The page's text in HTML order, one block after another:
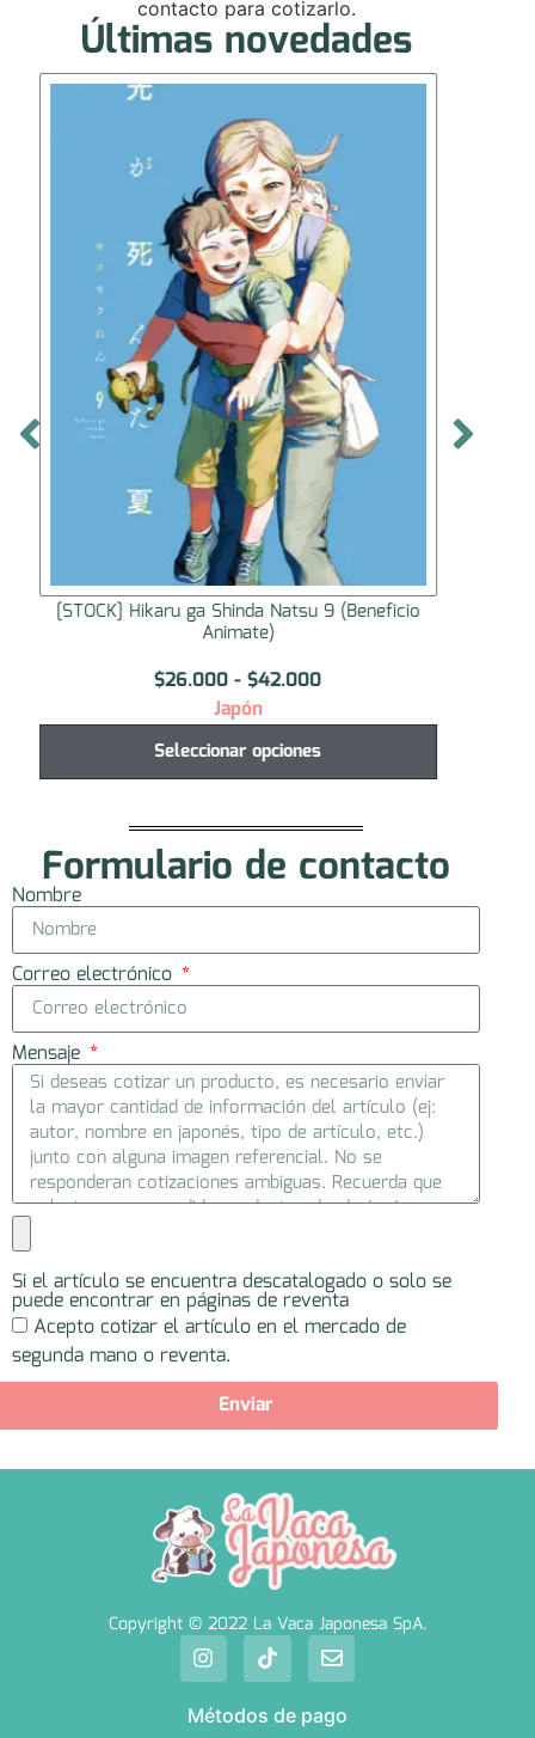
contacto para cotizarlo.
Últimas novedades
[STOCK] Peluche Nui Pal Tamon-kun Ima
Docchi!?
$30.000
Japón
Seleccionar opciones
Formulario de contacto
Nombre
Correo electrónico
Mensaje
Si el artículo se encuentra descatalogado o solo se
puede encontrar en páginas de reventa
Acepto cotizar el artículo en el mercado de
segunda mano o reventa.
Enviar
Copyright © 2022 La Vaca Japonesa SpA.
Métodos de pago